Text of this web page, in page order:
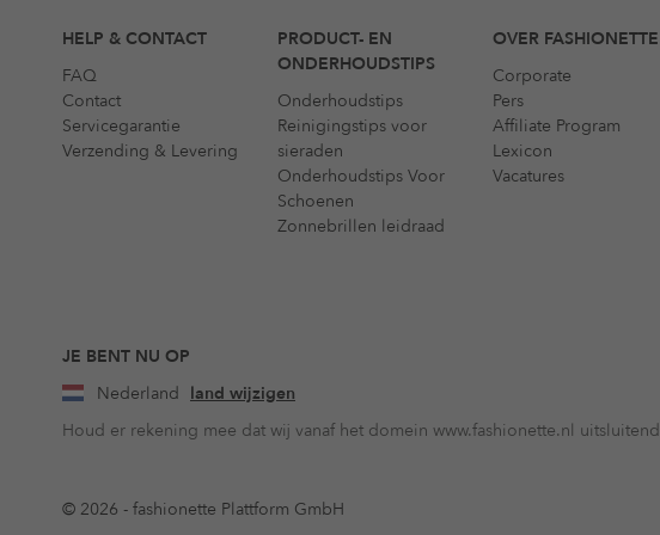
HELP & CONTACT
FAQ
Contact
Servicegarantie
Verzending & Levering
PRODUCT- EN
ONDERHOUDSTIPS
Onderhoudstips
Reinigingstips voor
sieraden
Onderhoudstips Voor
Schoenen
Zonnebrillen leidraad
OVER FASHIONETTE
Corporate
Pers
Affiliate Program
Lexicon
Vacatures
JE BENT NU OP
Nederland land wijzigen
Houd er rekening mee dat wij vanaf het domein www.fashionette.nl
© 2026 - fashionette Plattform GmbH